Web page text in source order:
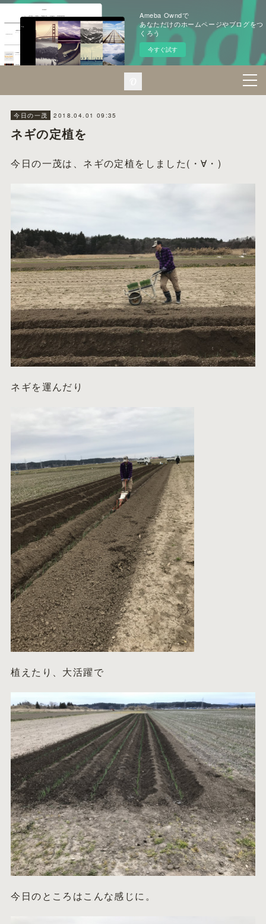
Ameba Owndで
あなただけのホームページやブログをつ
くろう
今すぐ試す
今日の一茂 2018.04.01 09:35
ネギの定植を
今日の一茂は、ネギの定植をしました(・∀・)
ネギを運んだり
植えたり、大活躍で
今日のところはこんな感じに。